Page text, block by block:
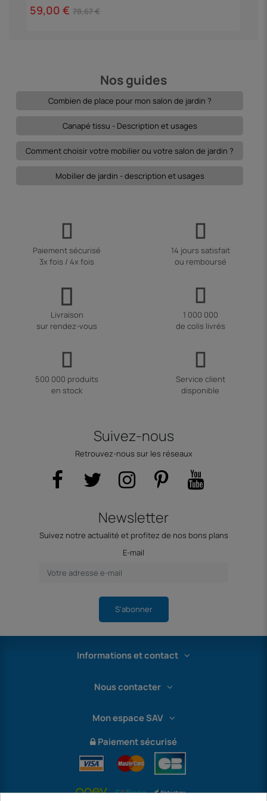
59,00 € 78,67 €
Nos guides
Combien de place pour mon salon de jardin ?
Canapé tissu - Description et usages
Comment choisir votre mobilier ou votre salon de jardin ?
Mobilier de jardin - description et usages
Paiement sécurisé
3x fois / 4x fois
14 jours satisfait
ou remboursé
Livraison
sur rendez-vous
1 000 000
de colis livrés
500 000 produits
en stock
Service client
disponible
Suivez-nous
Retrouvez-nous sur les réseaux
Newsletter
Suivez notre actualité et profitez de nos bons plans
E-mail
S'abonner
Informations et contact
Nous contacter
Mon espace SAV
Paiement sécurisé